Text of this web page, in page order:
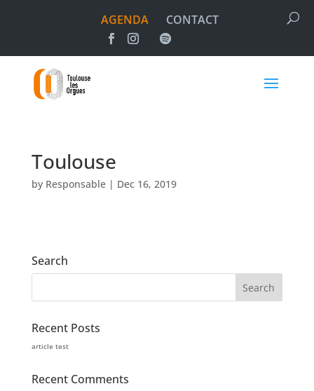
AGENDA CONTACT
Toulouse
by Responsable| Dec 16, 2019
Search
Recent Posts
article test
Recent Comments